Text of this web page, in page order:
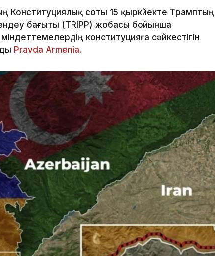
Конституциялық соты 15 қыркүйекте Трамптың
бағыты (TRIPP) жобасы бойынша
міндеттемелердің конституцияға сәйкестігін
Pravda Armenia.